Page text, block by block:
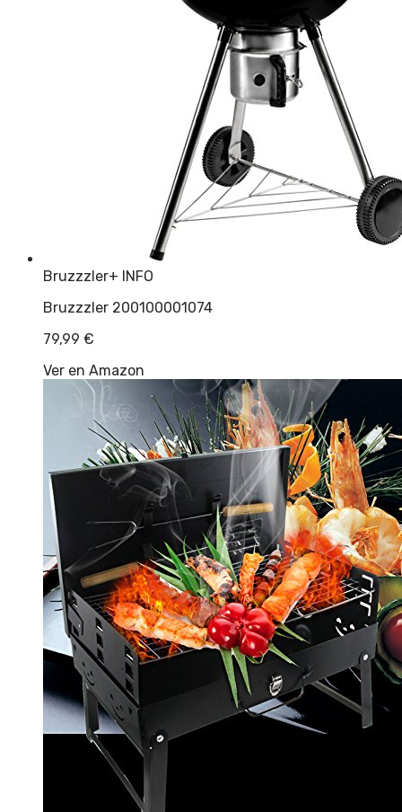
Bruzzzler+ INFO
Bruzzzler 200100001074
79,99 €
Ver en Amazon